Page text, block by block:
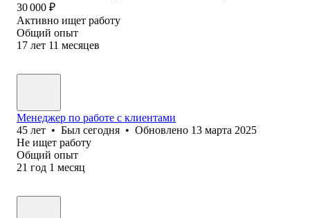
30 000 ₽
Активно ищет работу
Общий опыт
17 лет 11 месяцев
Менеджер по работе с клиентами
45 лет • Был сегодня • Обновлено 13 марта 2025
Не ищет работу
Общий опыт
21 год 1 месяц